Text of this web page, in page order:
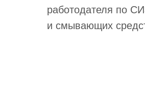
работодателя по
и смывающих